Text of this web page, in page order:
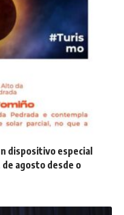
dispositivo especial
de agosto desde o